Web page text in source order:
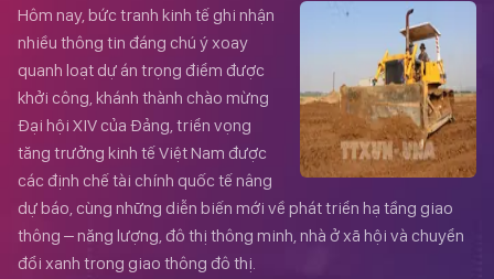
Hôm nay, bức tranh kinh tế ghi nhận
nhiều thông tin đáng chú ý xoay
quanh loạt dự án trọng điểm được
khởi công, khánh thành chào mừng
Đại hội XIV của Đảng, triển vọng
tăng trưởng kinh tế Việt Nam được
các định chế tài chính quốc tế nâng
dự báo, cùng những diễn biến mới về phát triển hạ tầng giao
thông – năng lượng, đô thị thông minh, nhà ở xã hội và chuyển
đổi xanh trong giao thông đô thị.